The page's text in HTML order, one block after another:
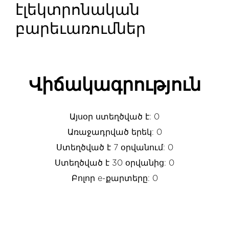
էլեկտրոնական
բարեւառումներ
Վիճակագրություն
Այսօր ստեղծված է: 0
Առաջադրված երեկ: 0
Ստեղծված է 7 օրվանում: 0
Ստեղծված է 30 օրվանից: 0
Բոլոր e-քարտերը: 0